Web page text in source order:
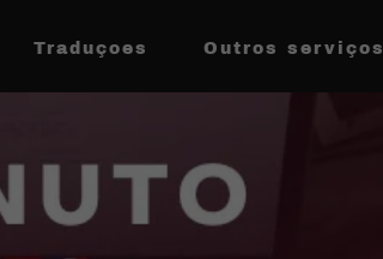
Traduçoes Outros serviços